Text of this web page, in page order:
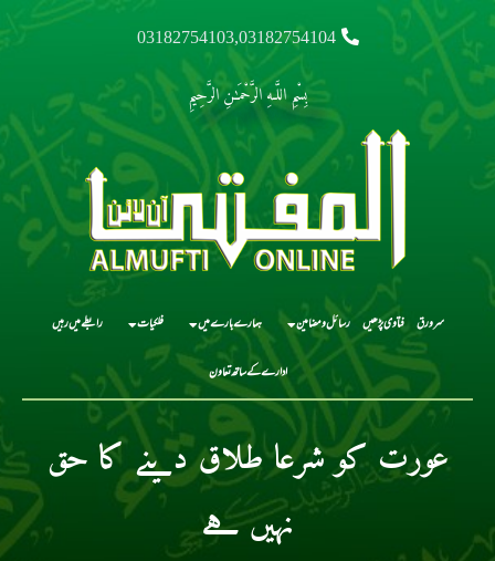
03182754103,03182754104
بِسْمِ اللَّـهِ الرَّحْمَـٰنِ الرَّحِيمِ
سرورق فتاوی پڑھیں رسائل و مضامین ہمارے بارے میں فلکیات رابطے میں رہیں
ادارے کے ساتھ تعاون
عورت کو شرعا طلاق دینے کا حق
نہیں ہے